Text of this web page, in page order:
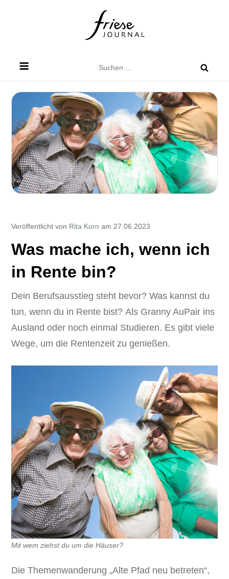
nach:
Veröffentlicht von Rita Korn am 27.06.2023
Was mache ich, wenn ich
in Rente bin?
Dein Berufsausstieg steht bevor? Was kannst du
tun, wenn du in Rente bist? Als Granny AuPair ins
Ausland oder noch einmal Studieren. Es gibt viele
Wege, um die Rentenzeit zu genießen.
Mit wem ziehst du um die Häuser?
Die Themenwanderung „Alte Pfad neu betreten“,